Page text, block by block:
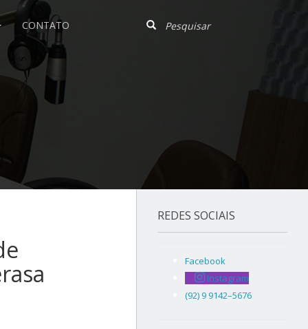
CONTATO
REDES SOCIAIS
Facebook
Instagram
(92) 9 9142–5676